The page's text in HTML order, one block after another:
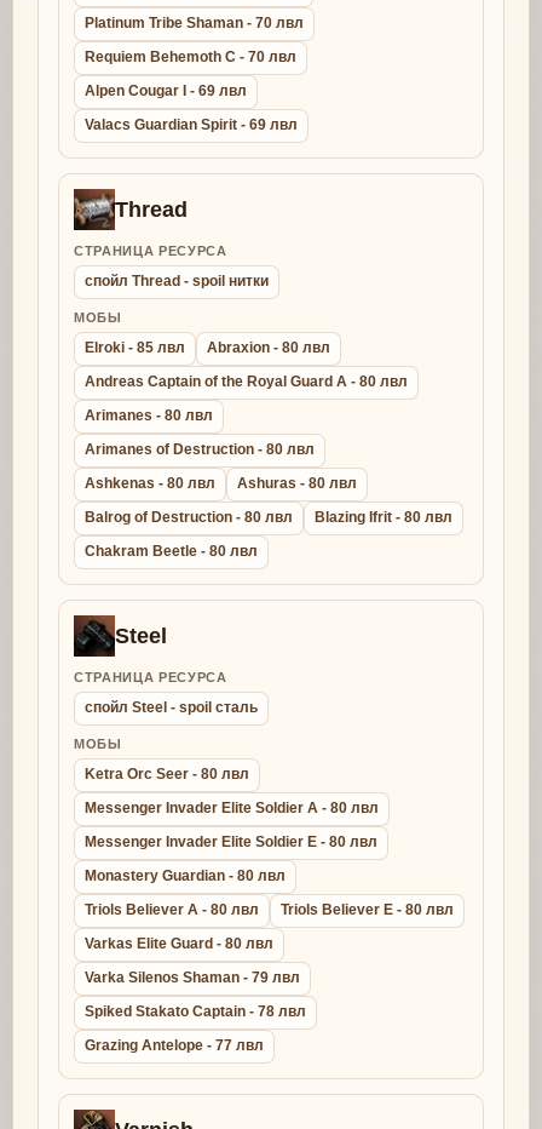
Platinum Tribe Shaman - 70 лвл
Requiem Behemoth C - 70 лвл
Alpen Cougar I - 69 лвл
Valacs Guardian Spirit - 69 лвл
Thread
СТРАНИЦА РЕСУРСА
спойл Thread - spoil нитки
МОБЫ
Elroki - 85 лвл
Abraxion - 80 лвл
Andreas Captain of the Royal Guard A - 80 лвл
Arimanes - 80 лвл
Arimanes of Destruction - 80 лвл
Ashkenas - 80 лвл
Ashuras - 80 лвл
Balrog of Destruction - 80 лвл
Blazing Ifrit - 80 лвл
Chakram Beetle - 80 лвл
Steel
СТРАНИЦА РЕСУРСА
спойл Steel - spoil сталь
МОБЫ
Ketra Orc Seer - 80 лвл
Messenger Invader Elite Soldier A - 80 лвл
Messenger Invader Elite Soldier E - 80 лвл
Monastery Guardian - 80 лвл
Triols Believer A - 80 лвл
Triols Believer E - 80 лвл
Varkas Elite Guard - 80 лвл
Varka Silenos Shaman - 79 лвл
Spiked Stakato Captain - 78 лвл
Grazing Antelope - 77 лвл